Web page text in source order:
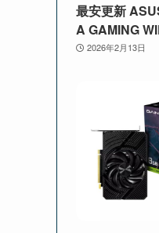
最安更新
A GAMING
2026年2月13日